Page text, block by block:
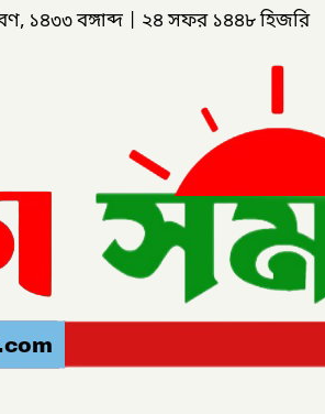
১৪৩৩ বঙ্গাব্দ ২৪ সফর ১৪৪৮ হিজরি